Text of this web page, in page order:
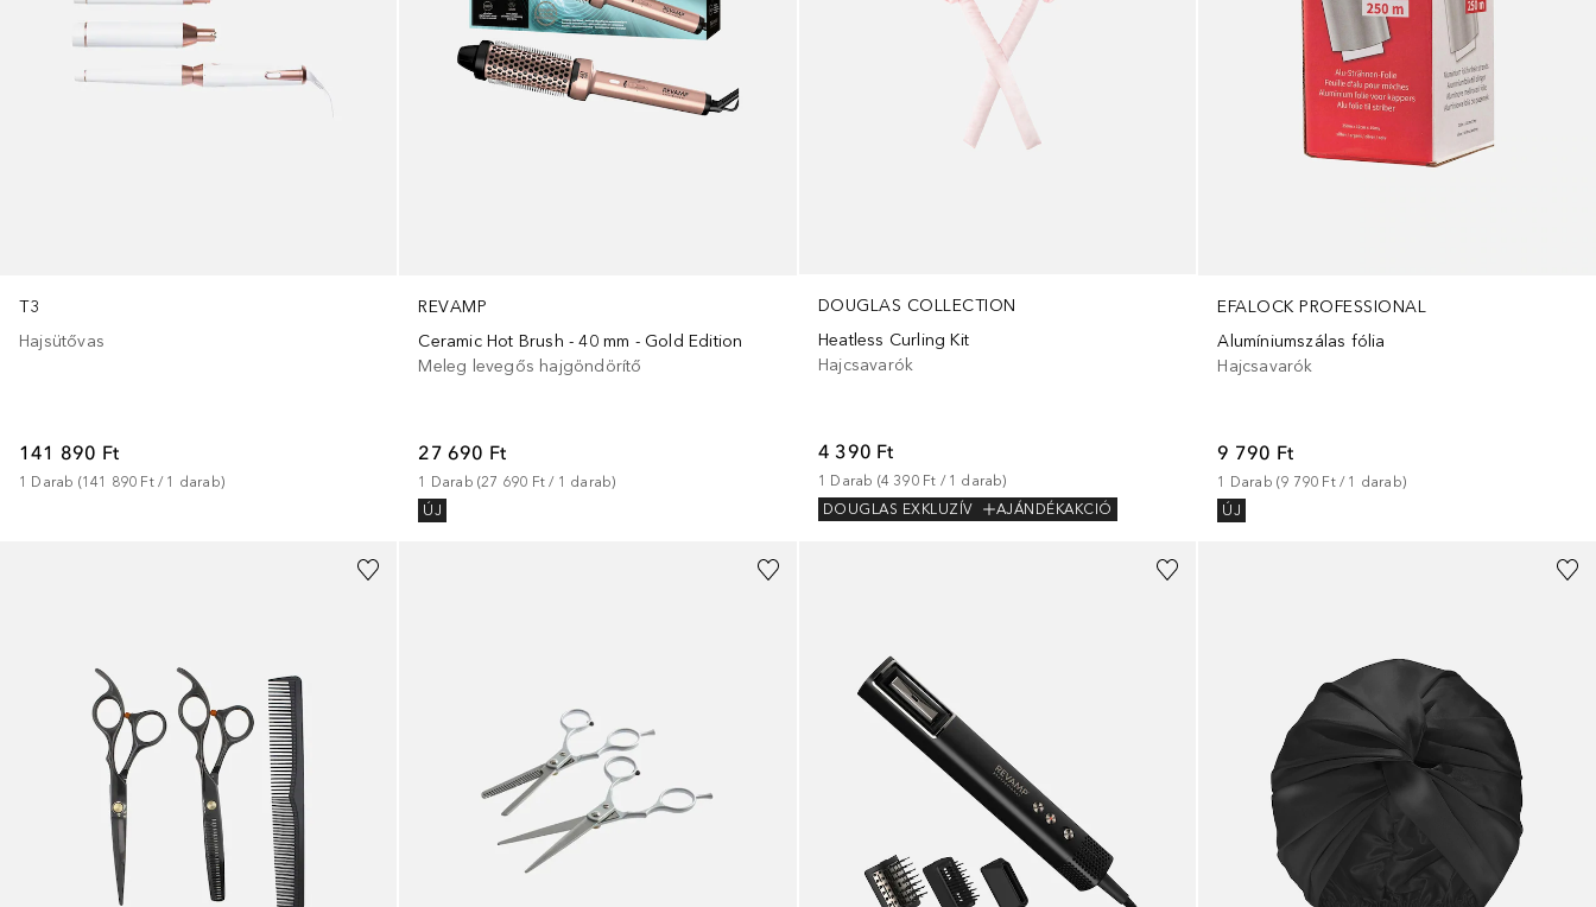
T3
Hajsütővas
141 890 Ft
1 Darab (141 890 Ft / 1 darab)
REVAMP
Ceramic Hot Brush - 40 mm - Gold Edition
Meleg levegős hajgöndörítő
27 690 Ft
1 Darab (27 690 Ft / 1 darab)
ÚJ
DOUGLAS COLLECTION
Heatless Curling Kit
Hajcsavarók
4 390 Ft
1 Darab (4 390 Ft / 1 darab)
DOUGLAS EXKLUZÍV
AJÁNDÉKAKCIÓ
EFALOCK PROFESSIONAL
Alumíniumszálas fólia
Hajcsavarók
9 790 Ft
1 Darab (9 790 Ft / 1 darab)
ÚJ